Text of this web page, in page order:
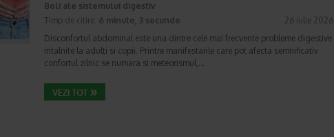
Boli ale sistemului digestiv
Timp de citire: 6 minute, 3 secunde
26 iulie 2026
Disconfortul abdominal este una dintre cele mai frecvente probleme digestive
intalnite la adulti si copii. Printre manifestarile care pot afecta semnificativ
confortul zilnic se numara si meteorismul,…